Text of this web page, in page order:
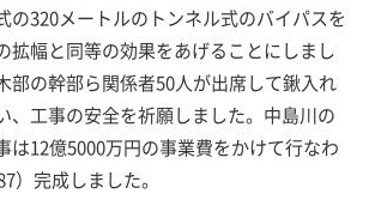
の320メートルのトンネル式のバイパスを
拡幅と同等の効果をあげることにしまし
部の幹部ら関係者50人が出席して鍬入れ
、工事の安全を祈願しました。中島川の
は12億5000万円の事業費をかけて行なわ
）完成しました。